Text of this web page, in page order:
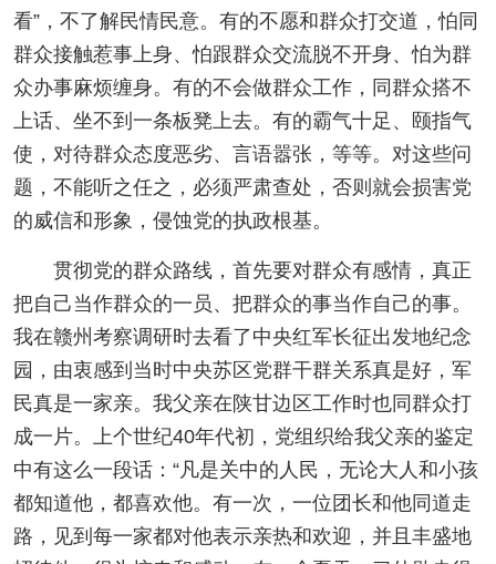
看”，不了解民情民意。有的不愿和群众打交道，怕同
群众接触惹事上身、怕跟群众交流脱不开身、怕为群
众办事麻烦缠身。有的不会做群众工作，同群众搭不
上话、坐不到一条板凳上去。有的霸气十足、颐指气
使，对待群众态度恶劣、言语嚣张，等等。对这些问
题，不能听之任之，必须严肃查处，否则就会损害党
的威信和形象，侵蚀党的执政根基。
贯彻党的群众路线，首先要对群众有感情，真正
把自己当作群众的一员、把群众的事当作自己的事。
我在赣州考察调研时去看了中央红军长征出发地纪念
园，由衷感到当时中央苏区党群干群关系真是好，军
民真是一家亲。我父亲在陕甘边区工作时也同群众打
成一片。上个世纪40年代初，党组织给我父亲的鉴定
中有这么一段话：“凡是关中的人民，无论大人和小孩
都知道他，都喜欢他。有一次，一位团长和他同道走
路，见到每一家都对他表示亲热和欢迎，并且丰盛地